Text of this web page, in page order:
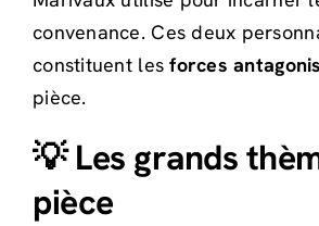
convenance. Ces deux
constituent lesforces
pièce.
💡 Les grands
pièce